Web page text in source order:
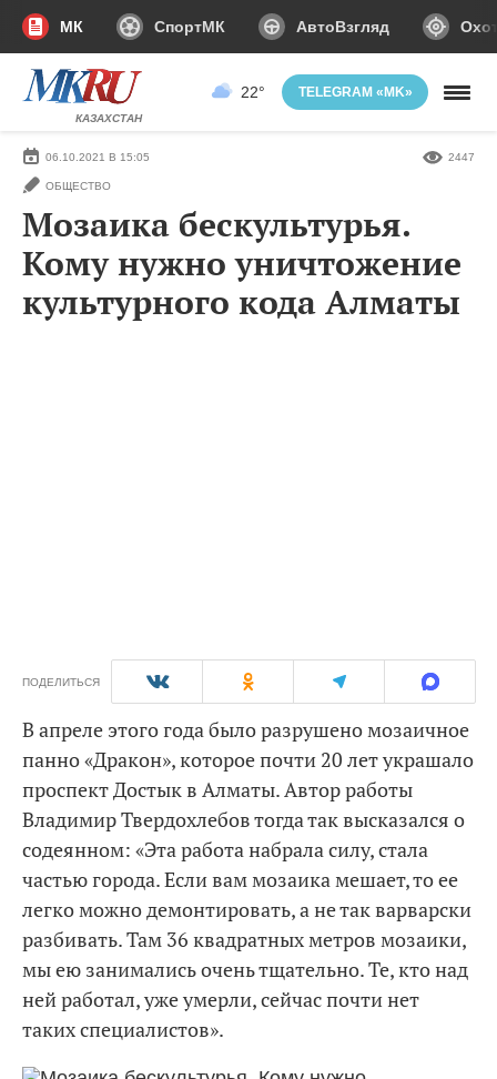
МК СпортМК АвтоВзгляд
КАЗАХСТАН
22° TELEGRAM «MK»
06.10.2021 В 15:05
ОБЩЕСТВО
2447
Мозаика бескультурья.
Кому нужно уничтожение
культурного кода Алматы
ПОДЕЛИТЬСЯ
В апреле этого года было разрушено мозаичное
панно «Дракон», которое почти 20 лет украшало
проспект Достык в Алматы. Автор работы
Владимир Твердохлебов тогда так высказался о
содеянном: «Эта работа набрала силу, стала
частью города. Если вам мозаика мешает, то ее
легко можно демонтировать, а не так варварски
разбивать. Там 36 квадратных метров мозаики,
мы ею занимались очень тщательно. Те, кто над
ней работал, уже умерли, сейчас почти нет
таких специалистов».